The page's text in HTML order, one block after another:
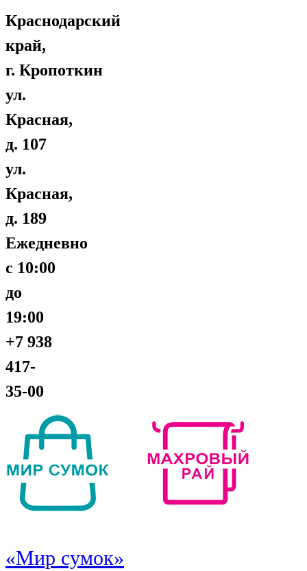
Краснодарский
край,
г. Кропоткин
ул.
Красная,
д. 107
ул.
Красная,
д. 189
Ежедневно
с 10:00
до
19:00
+7 938
417-
35-00
«Мир сумок»